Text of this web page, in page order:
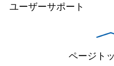
ユーザーサポート
ページト